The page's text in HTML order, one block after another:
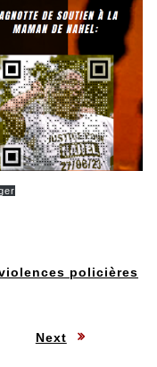
policières
Next: